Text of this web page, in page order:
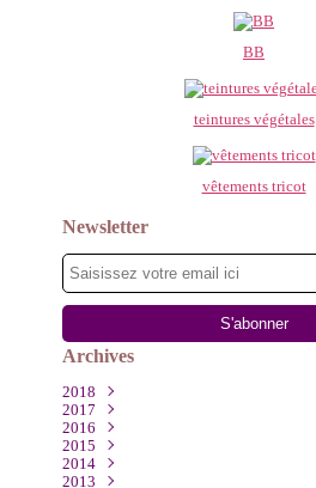
BB
teintures végétales
vêtements tricot
Newsletter
Archives
2018
Mars
2017
Décembre
Août
Juillet
Mai(1)
2016
Novembre
Octobre
Septembre
2015
Décembre
Octobre
2014
Décembre
2013